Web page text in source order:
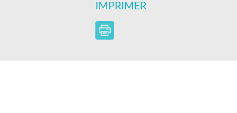
IMPRIMER